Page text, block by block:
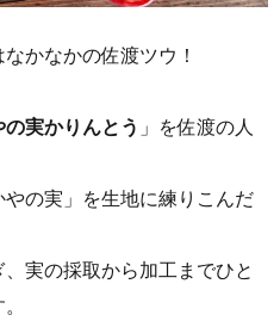
かなかの佐渡ツウ！
の実かりんとう 」を佐渡の人
の実」を生地に練りこんだ
実の採取から加工までひと